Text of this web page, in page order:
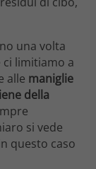
una volta
ci limitiamo a
alle maniglie
della
si vede
questo caso